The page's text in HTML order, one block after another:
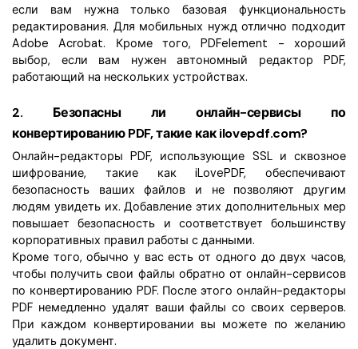
если вам нужна только базовая функциональность
редактирования. Для мобильных нужд отлично подходит
Adobe Acrobat. Кроме того, PDFelement - хороший
выбор, если вам нужен автономный редактор PDF,
работающий на нескольких устройствах.
2.
Безопасны ли онлайн-сервисы по
конвертированию PDF, такие как ilovepdf.com?
Онлайн-редакторы PDF, использующие SSL и сквозное
шифрование, такие как iLovePDF, обеспечивают
безопасность ваших файлов и не позволяют другим
людям увидеть их. Добавление этих дополнительных мер
повышает безопасность и соответствует большинству
корпоративных правил работы с данными.
Кроме того, обычно у вас есть от одного до двух часов,
чтобы получить свои файлы обратно от онлайн-сервисов
по конвертированию PDF. После этого онлайн-редакторы
PDF немедленно удалят ваши файлы со своих серверов.
При каждом конвертировании вы можете по желанию
удалить документ.